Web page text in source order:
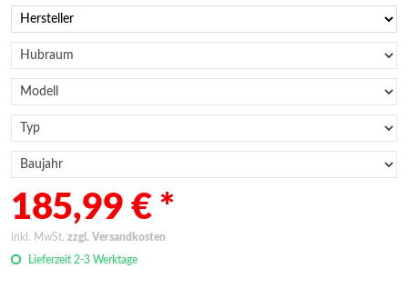
185,99 € *
inkl. MwSt. zzgl. Versandkosten
Lieferzeit 2-3 Werktage